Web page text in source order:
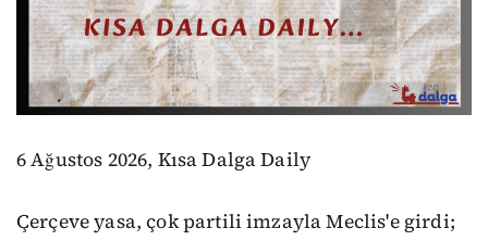
6 Ağustos 2026, Kısa Dalga Daily
Çerçeve yasa, çok partili imzayla Meclis'e girdi;